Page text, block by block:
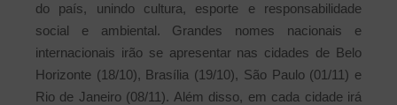
do país, unindo cultura, esporte e responsabilidade
social e ambiental. Grandes nomes nacionais e
internacionais irão se apresentar nas cidades de Belo
Horizonte (18/10), Brasília (19/10), São Paulo (01/11) e
Rio de Janeiro (08/11). Além disso, em cada cidade irá